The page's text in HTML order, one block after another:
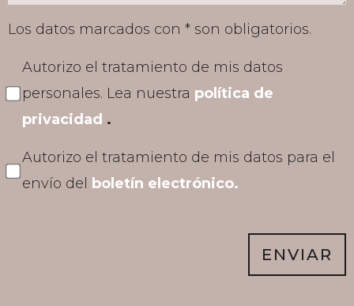
Los datos marcados con * son obligatorios.
Autorizo el tratamiento de mis datos
personales. Lea nuestra política de
privacidad .
Autorizo el tratamiento de mis datos para el
envío del
boletín electrónico.
ENVIAR